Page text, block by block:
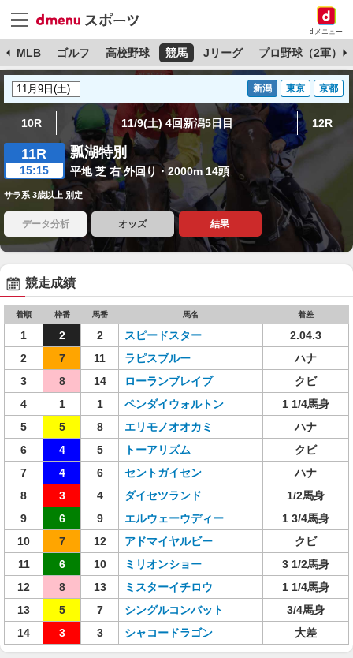
dメニュー
MLB ゴルフ 高校野球 競馬 Jリーグ プロ野球（2軍）
新潟 東京 京都
10R 11/9(土) 4回新潟5日目 12R
11R
15:15
瓢湖特別
平地 芝 右 外回り・2000m 14頭
サラ系 3歳以上 別定
データ分析 オッズ 結果
競走成績
着順 枠番 馬番 馬名 着差
1 2 2 スピードスター
2.04.3
2
7 11 ラピスブルー
ハナ
3
8 14 ローランブレイブ
クビ
4
1 1 ペンダイウォルトン
1 1/4馬身
5
5 8 エリモノオオカミ
ハナ
6
4 5 トーアリズム
クビ
7
4 6 セントガイセン
ハナ
8
3 4 ダイセツランド
1/2馬身
9
6 9 エルウェーウディー
1 3/4馬身
10
7 12 アドマイヤルビー
クビ
11
6 10 ミリオンショー
3 1/2馬身
12
8 13 ミスターイチロウ
1 1/4馬身
13
5 7 シングルコンバット
3/4馬身
14
3 3 シャコードラゴン 大差